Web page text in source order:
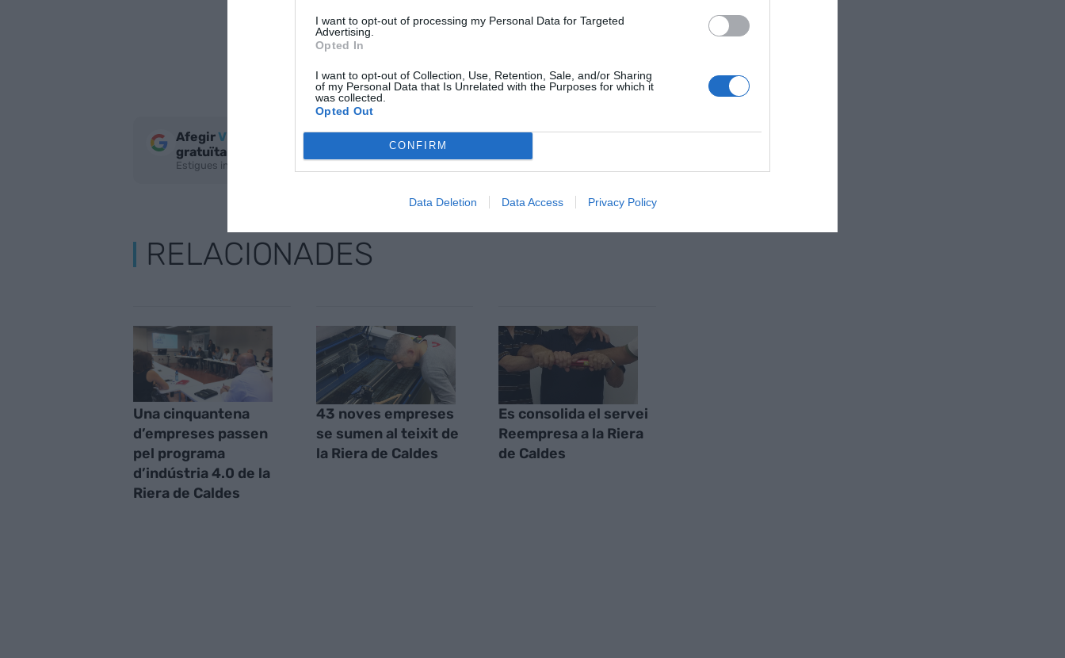
I want to opt-out of processing my Personal Data for Targeted
Advertising.
Opted In
I want to opt-out of Collection, Use, Retention, Sale, and/or Sharing
of my Personal Data that Is Unrelated with the Purposes for which it
was collected.
Opted Out
CONFIRM
Data Deletion Data Access Privacy Policy
AfegirVIA Empresa
com a font preferida de Google de forma
gratuïta
Estigues informat amb les últimes notícies d'actualitat
RELACIONADES
Una cinquantena
d’empreses passen
pel programa
d’indústria 4.0 de la
Riera de Caldes
43 noves empreses
se sumen al teixit de
la Riera de Caldes
Es consolida el servei
Reempresa a la Riera
de Caldes